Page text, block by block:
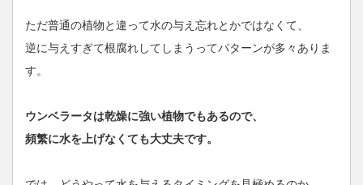
ただ普通の植物と違って水の与え忘れとかではなくて、
逆に与えすぎて根腐れしてしまうってパターンが多々ありま
す。
ウンベラータは乾燥に強い植物でもあるので、
頻繁に水を上げなくても大丈夫です。